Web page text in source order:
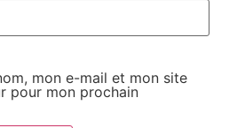
mon e-mail et mon site
pour mon prochain